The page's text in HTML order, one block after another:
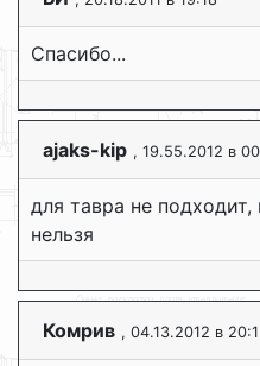
Спасибо...
ajaks-kip , 19.55.2012 в
для тавра не
нельзя
Комрив , 04.13.2012 в